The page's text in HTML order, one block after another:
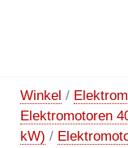
Winkel /
Elektromotoren
kW) /